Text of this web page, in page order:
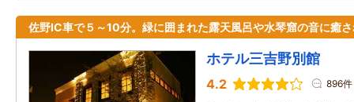
佐野IC車で５～10分。緑に囲まれた露天風呂や水琴窟の音に癒
ホテル三吉野別館
4.2 896件